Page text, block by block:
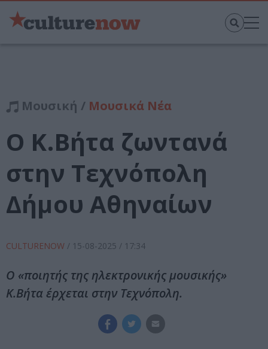
Μουσική / Μουσικά Νέα
Ο Κ.Βήτα ζωντανά
στην Τεχνόπολη
Δήμου Αθηναίων
CULTURENOW / 15-08-2025 / 17:34
Ο «ποιητής της ηλεκτρονικής μουσικής»
Κ.Βήτα έρχεται στην Τεχνόπολη.